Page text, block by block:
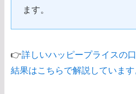
ます。
👉詳しいハッピープライスの
結果はこちらで解説しています